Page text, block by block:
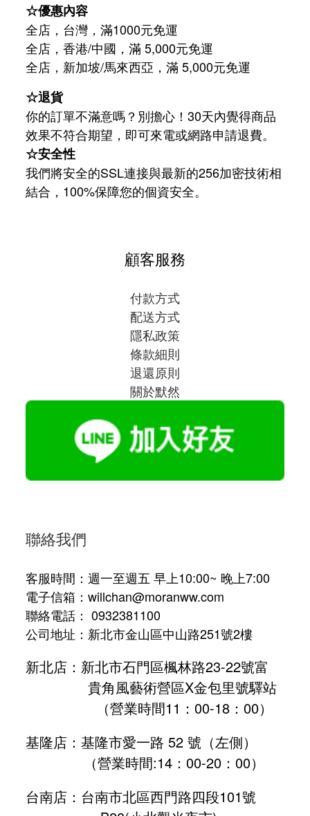
☆優惠內容
全店，台灣，滿1000元免運
全店，香港/中國，滿 5,000元免運
全店，新加坡/馬來西亞，滿 5,000元免運
☆退貨
你的訂單不滿意嗎？別擔心！30天內覺得商品
效果不符合期望，即可來電或網路申請退費。
☆安全性
我們將安全的SSL連接與最新的256加密技術相
結合，100%保障您的個資安全。
顧客服務
付款方式
配送方式
隱私政策
條款細則
退還原則
關於默然
聯絡我們
客服時間：週一至週五 早上10:00~ 晚上7:00
電子信箱：willchan@moranww.com
聯絡電話： 0932381100
公司地址：新北市金山區中山路251號2樓
新北店：新北市石門區楓林路23-22號富
貴角風藝術營區X金包里號驛站
（營業時間11：00-18：00）
基隆店：基隆市愛一路 52 號（左側）
（營業時間:14：00-20：00）
台南店：台南市北區西門路四段101號